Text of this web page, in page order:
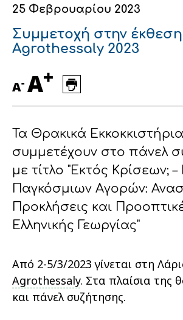
Οικονομικά στοιχεία
Εταιρική δομή
Καινοτομία
Επικοινωνία
Πως θα μας βρείτε
ΑΚΟΛΟΥΘΗΣΤΕ ΜΑΣ
Εξαγωγές
Συνέδρια
Πως θα μας βρείτε
ΑΚΟΛΟΥΘΗΣΤΕ ΜΑΣ
Ευφυής γεωργία
Συμβουλευτική στο
Εκκόκκιση για
παραγωγού
Πως θα μας βρείτε
ΑΚΟΛΟΥΘΗΣΤΕ ΜΑΣ
Αλυσίδα βάμβακος
Πως θα μας βρείτε
ΑΚΟΛΟΥΘΗΣΤΕ ΜΑΣ
Κλωστοϋφαντουργία
Εταιρικά νέα
Πως θα μας βρείτε
ΑΚΟΛΟΥΘΗΣΤΕ ΜΑΣ
Πως θα μας βρείτε
ΑΚΟΛΟΥΘΗΣΤΕ ΜΑΣ
25 Φεβρουαρίου 2023
Συμμετοχή στην έκθεση
Agrothessaly 2023
A- A+
Τα Θρακικά
συμμετέχουν στο πάνελ
με τίτλο "Εκτός Κρίσεων; –
Παγκόσμιων Αγορών:
Προκλήσεις και
Ελληνικής Γεωργίας"
Από 2-5/3/2023 γίνεται στη
Agrothessaly. Στα πλαίσια της
και πάνελ συζήτησης.